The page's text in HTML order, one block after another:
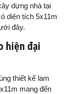
dựng nhà tại
diện tích 5x11m
đây.
hiện đại
thiết kế lam
mang đến